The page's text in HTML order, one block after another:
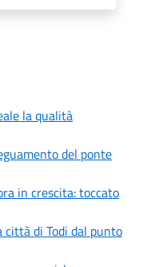
la qualità
del ponte
in crescita: toccato
città di Todi dal punto